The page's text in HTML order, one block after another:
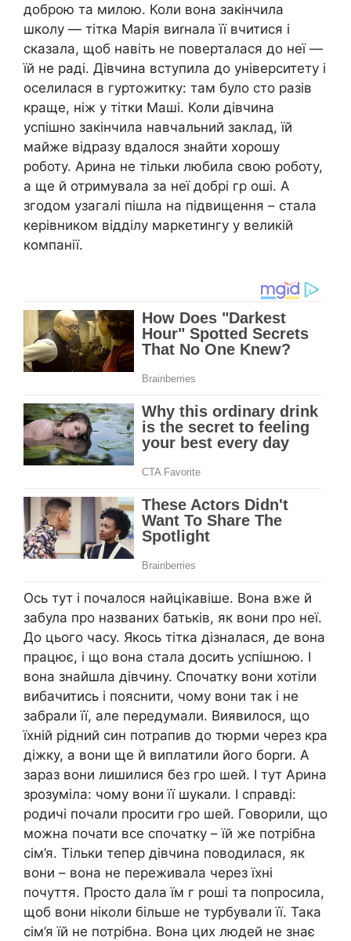
доброю та милою. Коли вона закінчила
школу — тітка Марія виrнала її вчитися і
сказала, щоб навіть не поверталася до неї —
їй не раді. Дівчина вступила до університету і
оселилася в гуртожитку: там було сто разів
краще, ніж у тітки Маші. Коли дівчина
успішно закінчила навчальний заклад, їй
майже відразу вдалося знайти хорошу
роботу. Арина не тільки любила свою роботу,
а ще й отримувала за неї добрі гр оші. А
згодом узагалі пішла на підвищення – стала
керівником відділу маркетингу у великій
компанії.
Ось тут і почалося найцікавіше. Вона вже й
забула про названих батьків, як вони про неї.
До цього часу. Якось тітка дізналася, де вона
працює, і що вона стала досить успішною. І
вона знайшла дівчину. Спочатку вони хотіли
вибачитись і пояснити, чому вони так і не
забрали її, але передумали. Виявилося, що
їхній рідний син потрапив до тюрми через кра
діжку, а вони ще й виплатили його борrи. А
зараз вони лишилися без гро шей. І тут Арина
зрозуміла: чому вони її шукали. І справді:
родичі почали просити гро шей. Говорили, що
можна почати все спочатку – їй же потрібна
сім’я. Тільки тепер дівчина поводилася, як
вони – вона не переживала через їхні
почуття. Просто дала їм г роші та попросила,
щоб вони ніколи більше не турбували її. Така
сім’я їй не потрібна. Вона цих людей не знає